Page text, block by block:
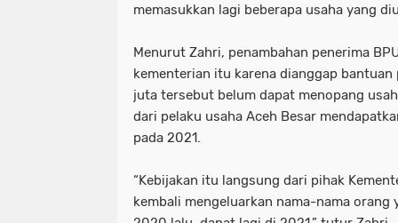
memasukkan lagi beberapa usaha yang
Menurut Zahri, penambahan penerima
kementerian itu karena dianggap
juta tersebut belum dapat menopang
dari pelaku usaha Aceh Besar
pada 2021.
“Kebijakan itu langsung dari pihak
kembali mengeluarkan nama-nama orang